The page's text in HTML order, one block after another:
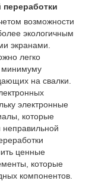
возможности
экологичным
экранами.
легко
минимуму
на свалки.
электронные
которые
ценные
которые
компонентов.